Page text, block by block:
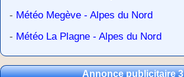
- Météo Megève - Alpes du Nord
- Météo La Plagne - Alpes du Nord
Annonce publicitaire 3